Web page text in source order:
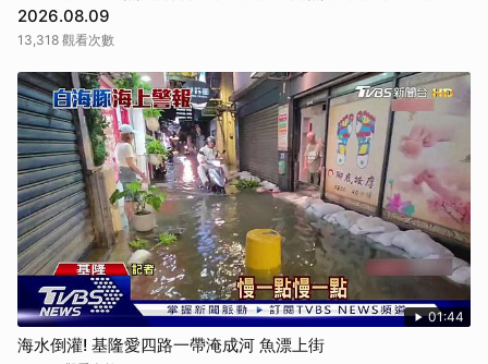
2026.08.09
13,318 觀看次數
01:44
海水倒灌! 基隆愛四路一帶淹成河 魚漂上街